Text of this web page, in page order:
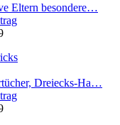
Eltern besondere…
Dreiecks-Ha…